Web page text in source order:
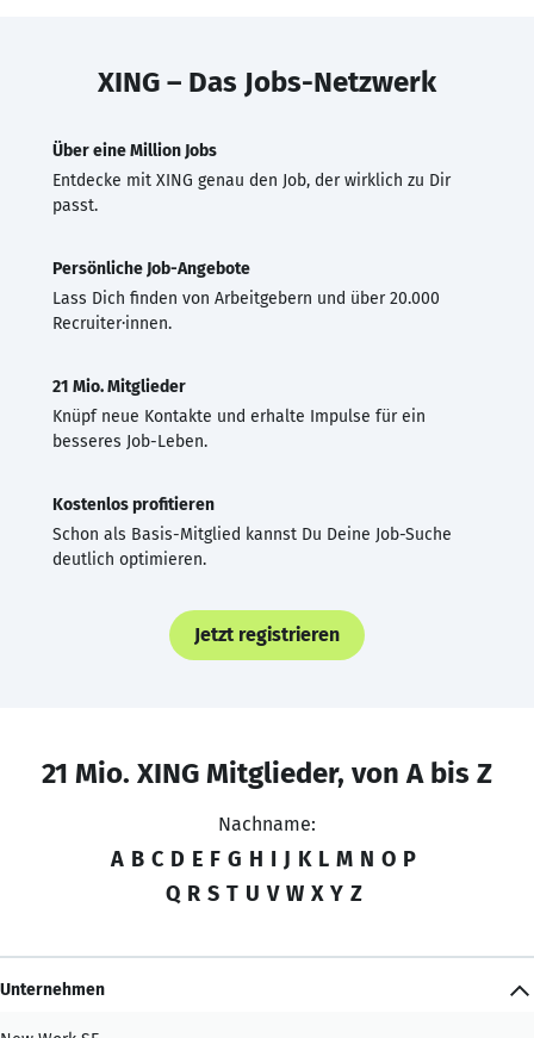
XING – Das Jobs-Netzwerk
Über eine Million Jobs
Entdecke mit XING genau den Job, der wirklich zu Dir
passt.
Persönliche Job-Angebote
Lass Dich finden von Arbeitgebern und über 20.000
Recruiter·innen.
21 Mio. Mitglieder
Knüpf neue Kontakte und erhalte Impulse für ein
besseres Job-Leben.
Kostenlos profitieren
Schon als Basis-Mitglied kannst Du Deine Job-Suche
deutlich optimieren.
Jetzt registrieren
21 Mio. XING Mitglieder, von A bis Z
Nachname:
A B C D E F G H I J K L M N O P
Q R S T U V W X Y Z
Unternehmen